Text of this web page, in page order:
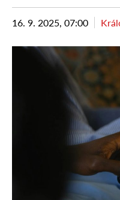
16. 9. 2025, 07:00